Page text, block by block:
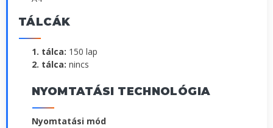
TÁLCÁK
1. tálca: 150 lap
2. tálca: nincs
NYOMTATÁSI TECHNOLÓGIA
Nyomtatási mód